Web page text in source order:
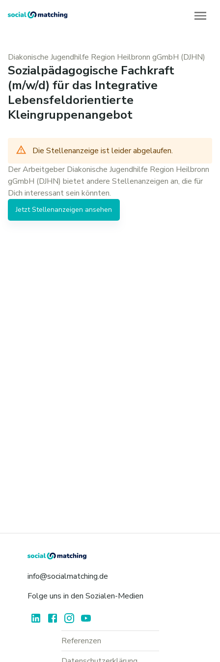
Diakonische Jugendhilfe Region Heilbronn gGmbH (DJHN)
Sozialpädagogische Fachkraft
(m/w/d) für das Integrative
Lebensfeldorientierte
Kleingruppenangebot
Die Stellenanzeige ist leider abgelaufen.
Der Arbeitgeber Diakonische Jugendhilfe Region Heilbronn
gGmbH (DJHN) bietet andere Stellenanzeigen an, die für
Dich interessant sein könnten.
JetztStellenanzeigen ansehen
info@socialmatching.de
Folge uns in den Sozialen-Medien
Referenzen